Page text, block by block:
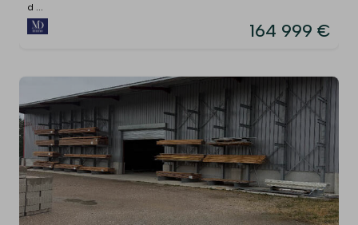
d ...
164 999 €